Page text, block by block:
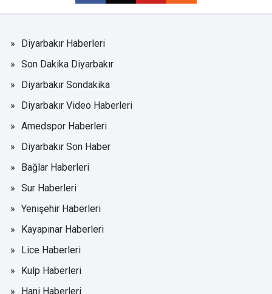
Diyarbakır Haberleri
Son Dakika Diyarbakır
Diyarbakır Sondakika
Diyarbakır Video Haberleri
Amedspor Haberleri
Diyarbakır Son Haber
Bağlar Haberleri
Sur Haberleri
Yenişehir Haberleri
Kayapınar Haberleri
Lice Haberleri
Kulp Haberleri
Hani Haberleri